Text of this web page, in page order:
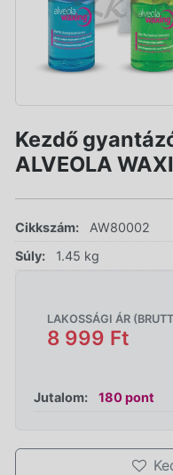
Kezdő
ALVEOLA
Cikkszám:
AW80002
Súly:
1.45 kg
LAKOSSÁGI ÁR
8 999 Ft
Jutalom: 180 pont